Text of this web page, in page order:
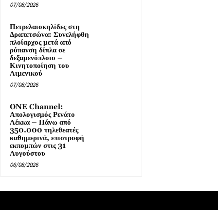
07/08/2026
Πετρελαιοκηλίδες στη
Δραπετσώνα: Συνελήφθη
πλοίαρχος μετά από
ρύπανση δίπλα σε
δεξαμενόπλοιο –
Κινητοποίηση του
Λιμενικού
07/08/2026
ONE Channel:
Απολογισμός Ρενάτο
Λέκκα – Πάνω από
350.000 τηλεθεατές
καθημερινά, επιστροφή
εκπομπών στις 31
Αυγούστου
06/08/2026